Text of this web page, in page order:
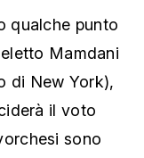
qualche punto
Mamdani
di New York),
il voto
sono